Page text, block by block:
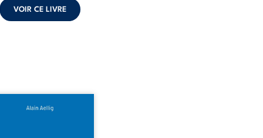
VOIR CE LIVRE
le naufrage n’avait pas